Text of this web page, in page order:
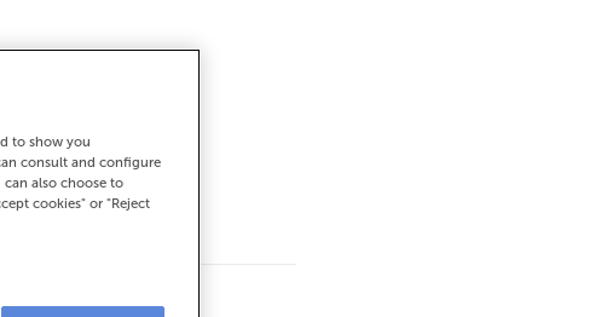
llegar
to show you
consult and configure
also choose to
cookies" or "Reject